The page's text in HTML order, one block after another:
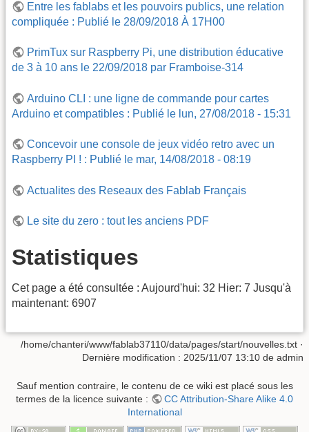
Entre les fablabs et les pouvoirs publics, une relation
compliquée : Publié le 28/09/2018 À 17H00
PrimTux sur Raspberry Pi, une distribution éducative
de 3 à 10 ans le 22/09/2018 par Framboise-314
Arduino CLI : une ligne de commande pour cartes
Arduino et compatibles : Publié le lun, 27/08/2018 - 15:31
Concevoir une console de jeux vidéo retro avec un
Raspberry PI ! : Publié le mar, 14/08/2018 - 08:19
Actualites des Reseaux des Fablab Français
Le site du zero : tout les anciens PDF
Statistiques
Cet page a été consultée : Aujourd'hui: 32 Hier: 7 Jusqu'à
maintenant: 6907
/home/chanteri/www/fablab37110/data/pages/start/nouvelles.txt ·
Dernière modification : 2025/11/07 13:10 de admin
Sauf mention contraire, le contenu de ce wiki est placé sous les
termes de la licence suivante :
CC Attribution-Share Alike 4.0
International